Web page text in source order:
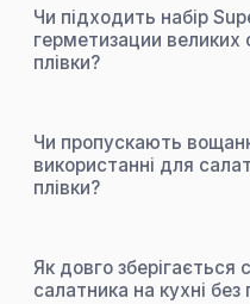
Чи підходить набір
герметизации великих
плівки?
Чи пропускають
використанні для
плівки?
Як довго зберігається
салатника на кухні без